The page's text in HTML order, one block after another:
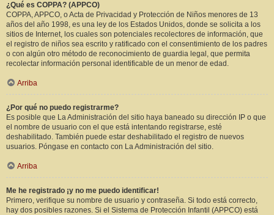
¿Qué es COPPA? (APPCO)
COPPA, APPCO, o Acta de Privacidad y Protección de Niños menores de 13
años del año 1998, es una ley de los Estados Unidos, donde se solicita a los
sitios de Internet, los cuales son potenciales recolectores de información, que
el registro de niños sea escrito y ratificado con el consentimiento de los padres
o con algún otro método de reconocimiento de guardia legal, que permita
recolectar información personal identificable de un menor de edad.
Arriba
¿Por qué no puedo registrarme?
Es posible que La Administración del sitio haya baneado su dirección IP o que
el nombre de usuario con el que está intentando registrarse, esté
deshabilitado. También puede estar deshabilitado el registro de nuevos
usuarios. Póngase en contacto con La Administración del sitio.
Arriba
Me he registrado ¡y no me puedo identificar!
Primero, verifique su nombre de usuario y contraseña. Si todo está correcto,
hay dos posibles razones. Si el Sistema de Protección Infantil (APPCO) está